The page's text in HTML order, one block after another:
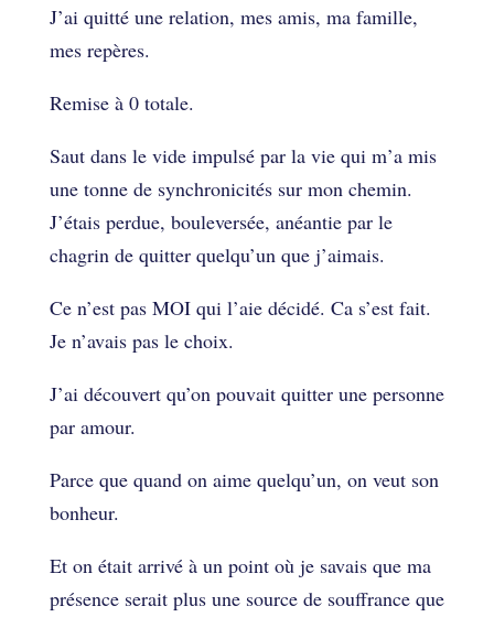
J’ai quitté une relation, mes amis, ma famille,
mes repères.
Remise à 0 totale.
Saut dans le vide impulsé par la vie qui m’a mis
une tonne de synchronicités sur mon chemin.
J’étais perdue, bouleversée, anéantie par le
chagrin de quitter quelqu’un que j’aimais.
Ce n’est pas MOI qui l’aie décidé. Ca s’est fait.
Je n’avais pas le choix.
J’ai découvert qu’on pouvait quitter une personne
par amour.
Parce que quand on aime quelqu’un, on veut son
bonheur.
Et on était arrivé à un point où je savais que ma
présence serait plus une source de souffrance que